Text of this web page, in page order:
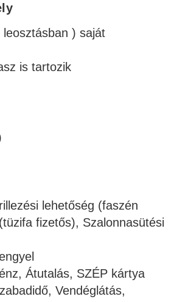
) saját
is tartozik
lehetőség (faszén
fizetős), Szalonnasütési
Átutalás, SZÉP kártya
Vendéglátás,